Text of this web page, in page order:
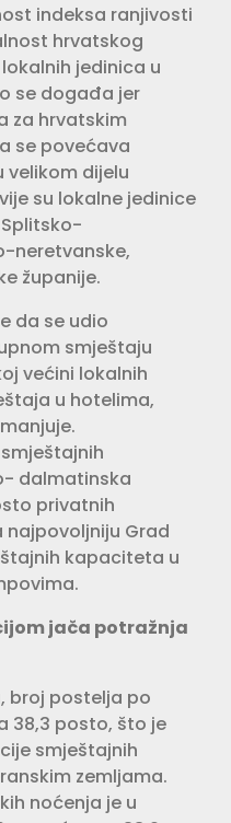
indeksa ranjivosti
hrvatskog
jedinica u
se događa jer
za hrvatskim
se povećava
dijelu
su lokalne jedinice
neretvanske,
županije.
da se udio
smještaju
većini lokalnih
u hotelima,
dalmatinska
privatnih
Grad
kapaciteta u
jača potražnja
broj postelja po
38,3 posto, što je
smještajnih
zemljama.
noćenja je u